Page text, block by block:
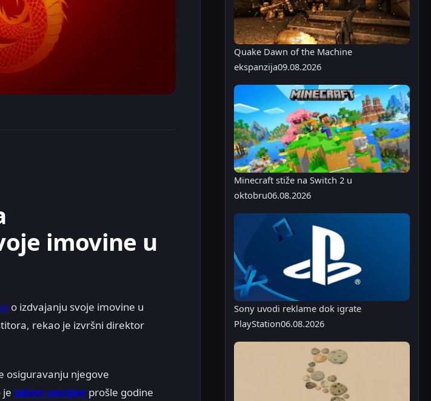
imovine u
o izdvajanju svoje imovine u
rekao je izvršni direktor
osiguravanju njegove
je zakon usvojen prošle godine
Quake Dawn of the Machine
ekspanzija09.08.2026
Minecraft stiže na Switch 2 u
oktobru06.08.2026
Sony uvodi reklame dok igrate
PlayStation06.08.2026